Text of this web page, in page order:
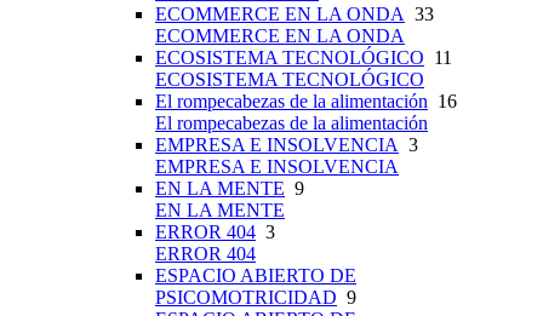
ECOMMERCE EN LA ONDA 33
ECOMMERCE EN LA ONDA
ECOSISTEMA TECNOLÓGICO 11
ECOSISTEMA TECNOLÓGICO
El rompecabezas de la alimentación 16
El rompecabezas de la alimentación
EMPRESA E INSOLVENCIA 3
EMPRESA E INSOLVENCIA
EN LA MENTE 9
EN LA MENTE
ERROR 404 3
ERROR 404
ESPACIO ABIERTO DE
PSICOMOTRICIDAD 9